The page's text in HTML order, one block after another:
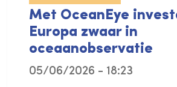
Met OceanEye
Europa zwaar in
oceaanobservatie
05/06/2026 - 18:23